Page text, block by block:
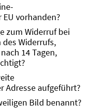
vorhanden?
zum Widerruf bei
Widerrufs,
14 Tagen,
Adresse aufgeführt?
Bild benannt?